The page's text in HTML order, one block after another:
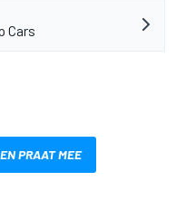
Cars
PRAAT MEE